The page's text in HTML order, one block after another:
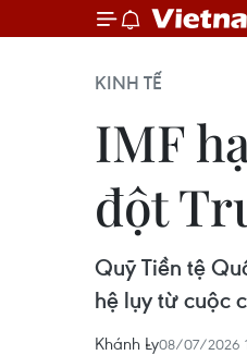
KINH TẾ
IMF
đột
Quỹ Tiền tệ
hệ lụy từ cuộc
Khánh Ly08/07/2026